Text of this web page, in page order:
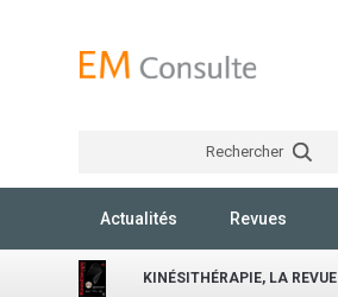
Rechercher
Actualités Revues
KINÉSITHÉRAPIE, LA REVUE